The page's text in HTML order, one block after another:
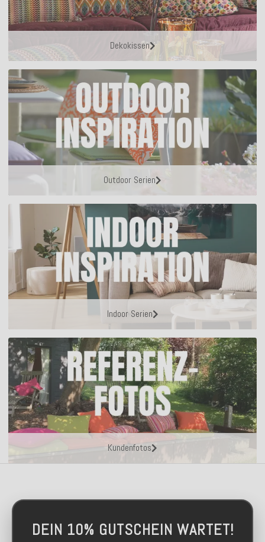
Dekokissen
Outdoor Serien
Indoor Serien
Kundenfotos
DEIN 10% GUTSCHEIN WARTET!